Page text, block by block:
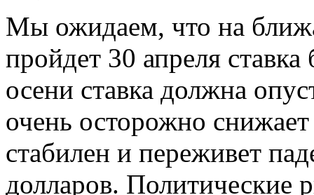
Мы ожидаем, что на
пройдет 30 апреля
осени ставка должна
очень осторожно снижает
стабилен и переживет
долларов. Политические